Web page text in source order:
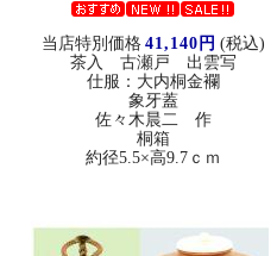
当店特別価格 41,140円 (税込)
茶入 古瀬戸 出雲写
仕服：大内桐金襴
象牙蓋
佐々木晨二 作
桐箱
約径5.5×高9.7ｃｍ